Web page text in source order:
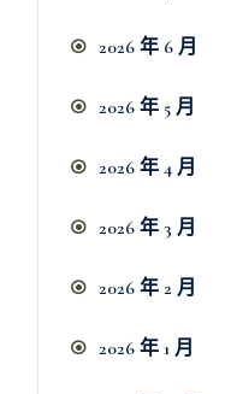
2026 年 6 月
2026 年 5 月
2026 年 4 月
2026 年 3 月
2026 年 2 月
2026 年 1 月